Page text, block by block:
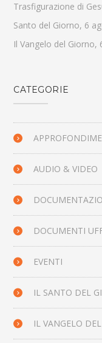
Trasfigurazione di
Santo del Giorno, 6
Il Vangelo del
CATEGORIE
AUDIO & VIDEO
DOCUMENTI
EVENTI
IL SANTO DEL
IL VANGELO